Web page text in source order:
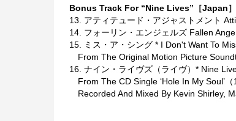
Bonus Track For “Nine Lives”［Japan］
13. アティテュード・アジャストメント
14. フォーリン・エンジェルズ Fallen
15. ミス・ア・シング * I Don't Want To
From The Original Motion Picture
16. ナイン・ライヴズ（ライヴ）* Nine
From The CD Single ‘Hole In My Soul’（
Recorded And Mixed By Kevin Shirley,